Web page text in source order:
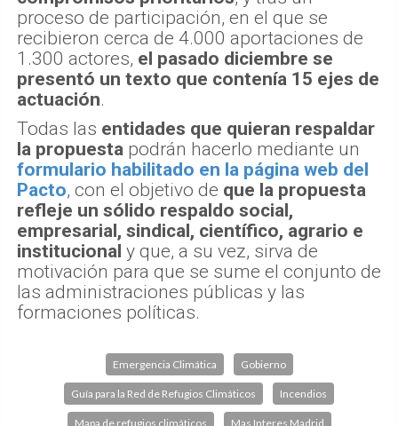
proceso de participación, en el que se
recibieron cerca de 4.000 aportaciones de
1.300 actores, el pasado diciembre se
presentó un texto que contenía 15 ejes de
actuación.
Todas las entidades que quieran respaldar
la propuesta podrán hacerlo mediante un
formulario habilitado en la página web del
Pacto, con el objetivo de que la propuesta
refleje un sólido respaldo social,
empresarial, sindical, científico, agrario e
institucional y que, a su vez, sirva de
motivación para que se sume el conjunto de
las administraciones públicas y las
formaciones políticas.
Emergencia Climática Gobierno
Guía para la Red de Refugios Climáticos Incendios
Mapa de refugios climáticos Mas Interes Madrid